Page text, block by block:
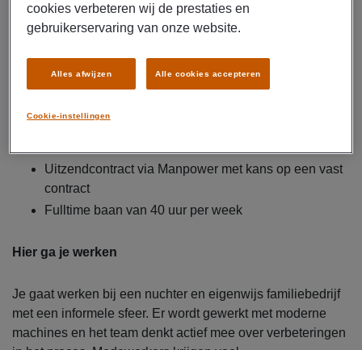
Samenwerken met collega’s op de werkvloer om het
productieproces soepel te laten verlopen
Reiskostenvergoeding van € 0,23 per kilometer
Uitzendcontract via Manpower met kans op een vast
contract
Fulltime baan van 40 uur per week
Hier ga je werken
Je gaat werken bij een nuchter en eigenwijs familiebedrijf
met een informele sfeer. Er wordt gewerkt met moderne
machines en het team denkt actief mee over verbeteringen
cookies verbeteren wij de prestaties en
gebruikerservaring van onze website.
Cookie-instellingen
Alles afwijzen Alle cookies accepteren